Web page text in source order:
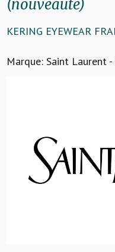
(nouveaute)
KERING EYEWEAR
Marque: Saint Laurent